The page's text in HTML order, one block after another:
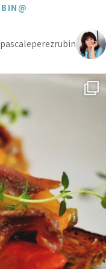
@PASCALEPEREZRUBIN
pascaleperezrubin